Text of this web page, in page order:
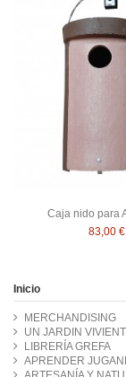
Caja nido para
83,00 €
Inicio
MERCHANDISING
UN JARDIN
LIBRERÍA GREFA
APRENDER